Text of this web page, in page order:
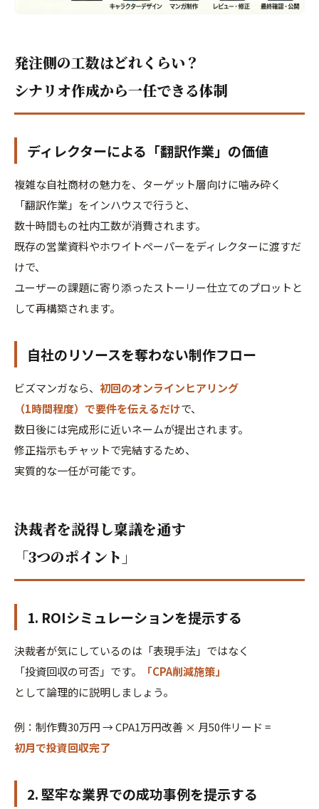
発注側の工数はどれくらい？
シナリオ作成から一任できる体制
ディレクターによる「翻訳作業」の価値
複雑な自社商材の魅力を、ターゲット層向けに噛み砕く
「翻訳作業」をインハウスで行うと、
数十時間もの社内工数が消費されます。
既存の営業資料やホワイトペーパーをディレクターに渡すだ
けで、
ユーザーの課題に寄り添ったストーリー仕立てのプロットと
して再構築されます。
自社のリソースを奪わない制作フロー
ビズマンガなら、 初回のオンラインヒアリング
（1時間程度）で要件を伝えるだけで、
数日後には完成形に近いネームが提出されます。
修正指示もチャットで完結するため、
実質的な一任が可能です。
決裁者を説得し稟議を通す
「3つのポイント」
1. ROIシミュレーションを提示する
決裁者が気にしているのは「表現手法」ではなく
「投資回収の可否」です。
「CPA削減施策」
として論理的に説明しましょう。
例：制作費30万円 → CPA1万円改善 × 月50件リード =
初月で投資回収完了
2. 堅牢な業界での成功事例を提示する